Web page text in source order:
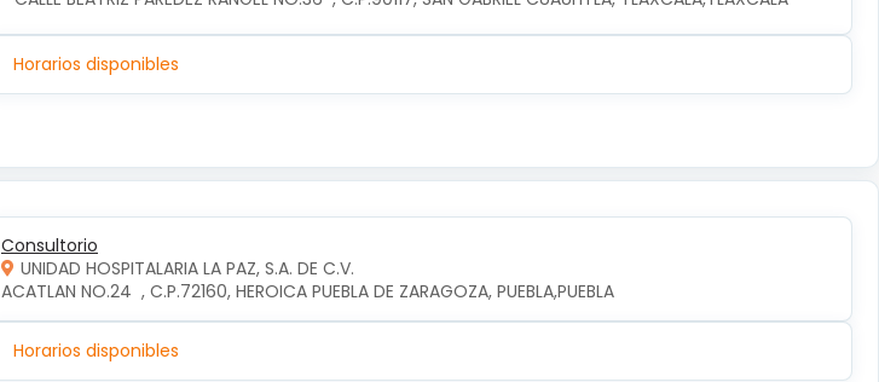
Horarios disponibles
Consultorio
UNIDAD HOSPITALARIA LA PAZ, S.A. DE C.V.
ACATLAN NO.24  , C.P.72160, HEROICA PUEBLA DE ZARAGOZA, PUEBLA,PUEBLA
Horarios disponibles